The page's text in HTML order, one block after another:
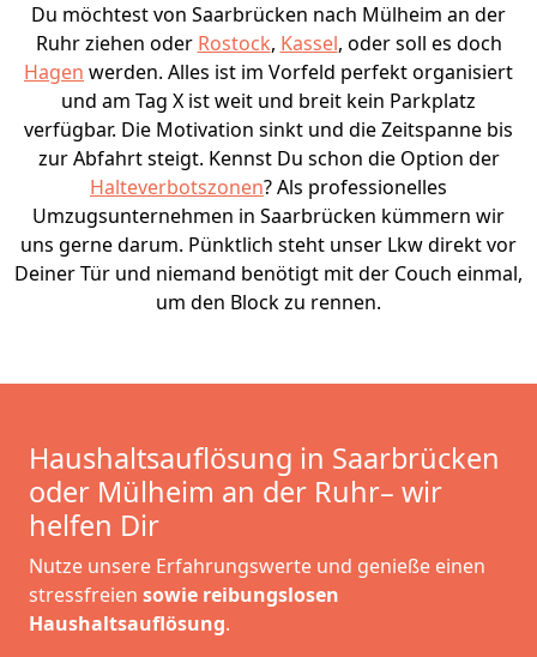
Du möchtest von Saarbrücken nach Mülheim an der
Ruhr ziehen oder Rostock, Kassel, oder soll es doch
Hagen werden. Alles ist im Vorfeld perfekt organisiert
und am Tag X ist weit und breit kein Parkplatz
verfügbar. Die Motivation sinkt und die Zeitspanne bis
zur Abfahrt steigt. Kennst Du schon die Option der
Halteverbotszonen? Als professionelles
Umzugsunternehmen in Saarbrücken kümmern wir
uns gerne darum. Pünktlich steht unser Lkw direkt vor
Deiner Tür und niemand benötigt mit der Couch einmal,
um den Block zu rennen.
Haushaltsauflösung in Saarbrücken
oder Mülheim an der Ruhr– wir
helfen Dir
Nutze unsere Erfahrungswerte und genieße einen
stressfreien sowie reibungslosen
Haushaltsauflösung.